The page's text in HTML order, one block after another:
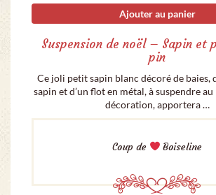
Ajouter au panier
Suspension de noël – Sapin et
pin
Ce joli petit sapin blanc décoré de baies,
sapin et d’un flot en métal, à suspendre
décoration, apportera …
Coup de Boiseline